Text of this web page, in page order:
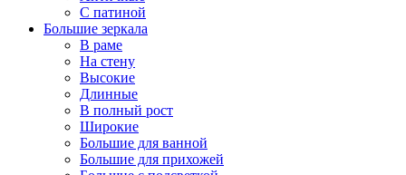
С патиной
Большие зеркала
В раме
На стену
Высокие
Длинные
В полный рост
Широкие
Большие для ванной
Большие для прихожей